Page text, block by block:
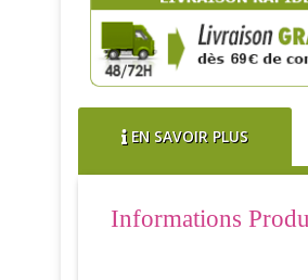
EN SAVOIR PLUS
Informations